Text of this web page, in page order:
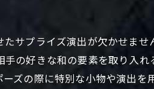
サプライズ演出が欠かせま
の好きな和の要素を取り入
ズの際に特別な小物や演出